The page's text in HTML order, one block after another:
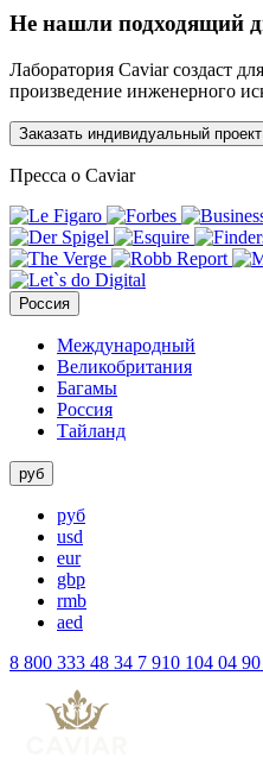
Не нашли подходящий
Лаборатория Caviar создаст
произведение инженерного
Заказать индивидуальный проект
Пресса о Caviar
Россия
Международный
Великобритания
Багамы
Россия
Тайланд
руб
руб
usd
eur
gbp
rmb
aed
8 800 333 48 34 7 910 104 04 90